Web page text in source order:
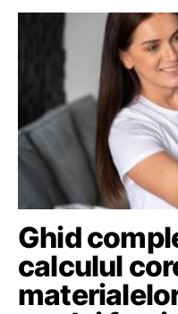
Ghid
calculul